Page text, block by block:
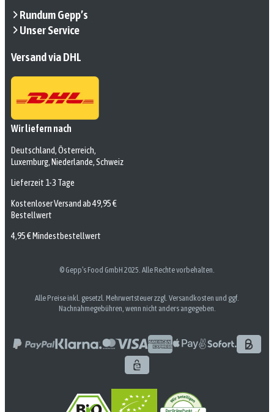
Rundum Gepp’s
Unser Service
Versand via DHL
Wir liefern nach
Deutschland, Österreich,
Luxemburg, Niederlande, Schweiz
Lieferzeit 1-3 Tage
Kostenloser Versand ab 49,95 €
Bestellwert
4,95 € Mindestbestellwert
© Gepp’s Food GmbH 2025. Alle Rechte vorbehalten.
Alle Preise inkl. gesetzl. Mehrwertsteuer zzgl. Versandkosten und ggf.
Nachnahmegebühren, wenn nicht anders angegeben.